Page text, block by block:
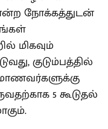
நோக்கத்துடன்
மிகவும்
குடும்பத்தில்
5 கூடுதல்